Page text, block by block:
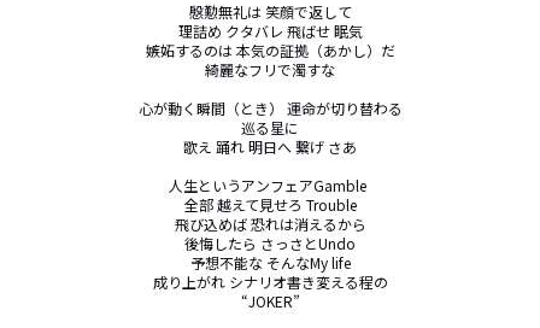
慇懃無礼は 笑顔で返して
理詰め クタバレ 飛ばせ 眠気
嫉妬するのは 本気の証拠（あかし）だ
綺麗なフリで濁すな
心が動く瞬間（とき） 運命が切り替わる
巡る星に
歌え 踊れ 明日へ 繋げ さあ
人生というアンフェアGamble
全部 越えて見せろ Trouble
飛び込めば 恐れは消えるから
後悔したら さっさとUndo
予想不能な そんなMy life
成り上がれ シナリオ書き変える程の
“JOKER”